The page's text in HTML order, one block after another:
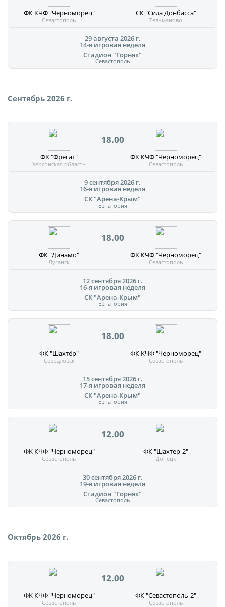
ФК КЧФ "Черноморец"
Севастополь
СК "Сила Донбасса"
Тельманово
29 августа 2026 г.
14-я игровая неделя
Стадион "Горняк"
Севастополь
Сентябрь 2026 г.
ФК "Фрегат"
Херсонская область
ФК КЧФ "Черноморец"
Севастополь
18.00
9 сентября 2026 г.
16-я игровая неделя
СК "Арена-Крым"
Евпатория
ФК "Динамо"
Луганск
ФК КЧФ "Черноморец"
Севастополь
18.00
12 сентября 2026 г.
16-я игровая неделя
СК "Арена-Крым"
Евпатория
ФК "Шахтёр"
Свердловск
ФК КЧФ "Черноморец"
Севастополь
18.00
15 сентября 2026 г.
17-я игровая неделя
СК "Арена-Крым"
Евпатория
ФК КЧФ "Черноморец"
Севастополь
ФК "Шахтер-2"
Донецк
12.00
30 сентября 2026 г.
19-я игровая неделя
Стадион "Горняк"
Севастополь
Октябрь 2026 г.
ФК КЧФ "Черноморец"
Севастополь
ФК "Севастополь-2"
Севастополь
12.00